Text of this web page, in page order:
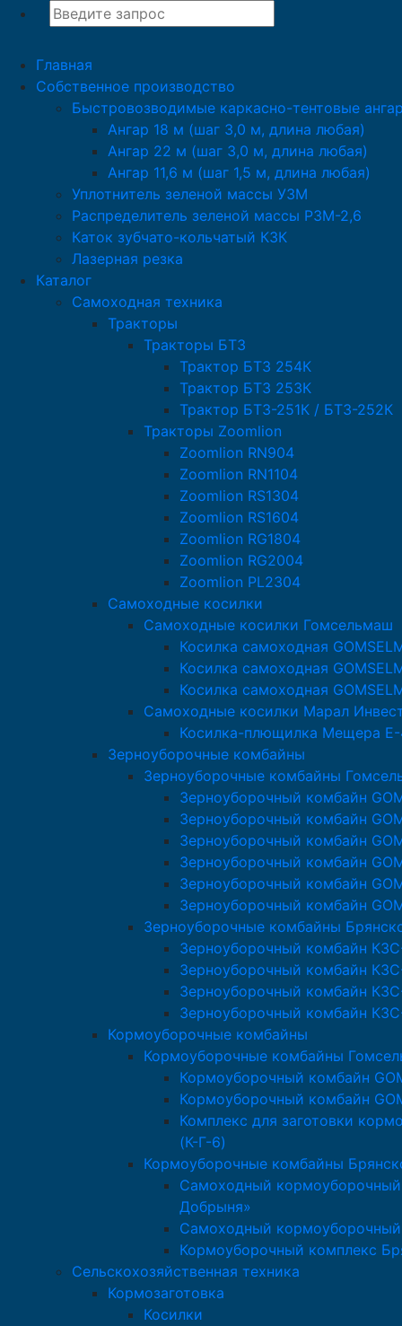
Главная
Собственное производство
Быстровозводимые каркасно-тентовые
Ангар 18 м (шаг 3,0 м, длина любая)
Ангар 22 м (шаг 3,0 м, длина любая)
Ангар 11,6 м (шаг 1,5 м, длина любая)
Уплотнитель зеленой массы УЗМ
Распределитель зеленой массы РЗМ-2,6
Каток зубчато-кольчатый КЗК
Лазерная резка
Каталог
Самоходная техника
Тракторы
Тракторы БТЗ
Трактор БТЗ 254К
Трактор БТЗ 253К
Трактор БТЗ-251К / БТЗ-252К
Тракторы Zoomlion
Zoomlion RN904
Zoomlion RN1104
Zoomlion RS1304
Zoomlion RS1604
Zoomlion RG1804
Zoomlion RG2004
Zoomlion PL2304
Самоходные косилки
Самоходные косилки Гомсельмаш
Косилка самоходная
Косилка самоходная
Косилка самоходная
Самоходные косилки Марал
Косилка-плющилка Мещера
Зерноуборочные комбайны
Зерноуборочные комбайны
Зерноуборочный комбайн
Зерноуборочный комбайн
Зерноуборочный комбайн
Зерноуборочный комбайн
Зерноуборочный комбайн
Зерноуборочный комбайн
Зерноуборочные комбайны
Зерноуборочный комбайн
Зерноуборочный комбайн
Зерноуборочный комбайн
Зерноуборочный комбайн
Кормоуборочные комбайны
Кормоуборочные комбайны
Кормоуборочный комбайн
Кормоуборочный комбайн
Комплекс для заготовки
(К-Г-6)
Кормоуборочные комбайны
Самоходный
Добрыня»
Самоходный
Кормоуборочный комплекс
Сельскохозяйственная техника
Кормозаготовка
Косилки